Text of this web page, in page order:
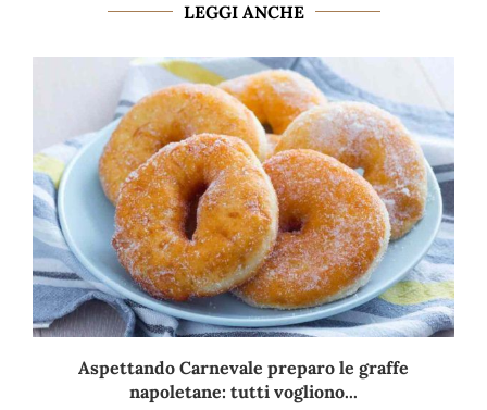
LEGGI ANCHE
Aspettando Carnevale preparo le graffe
napoletane: tutti vogliono...